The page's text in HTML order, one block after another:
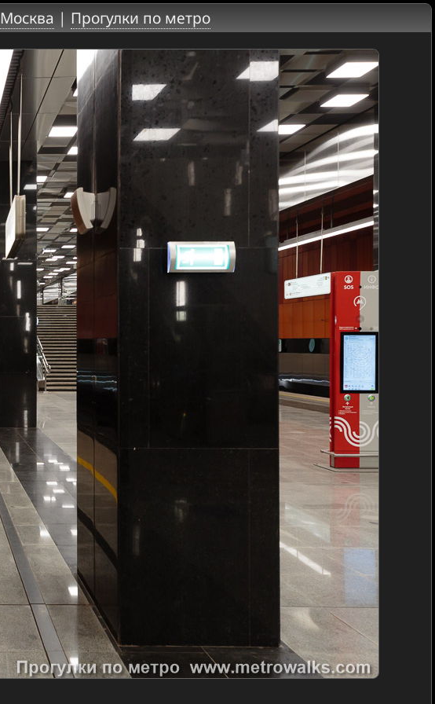
Москва | Прогулки по метро